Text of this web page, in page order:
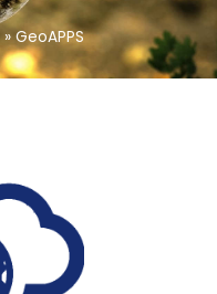
» GeoAPPS